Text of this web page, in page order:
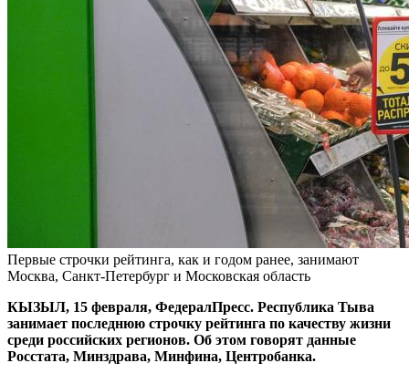
Первые строчки рейтинга, как и годом ранее, занимают
Москва, Санкт-Петербург и Московская область
КЫЗЫЛ, 15 февраля, ФедералПресс. Республика Тыва
занимает последнюю строчку рейтинга по качеству жизни
среди российских регионов. Об этом говорят данные
Росстата, Минздрава, Минфина, Центробанка.